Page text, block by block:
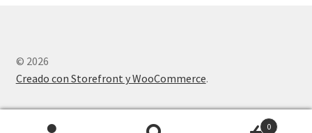
© 2026
Creado con Storefront y WooCommerce.
0